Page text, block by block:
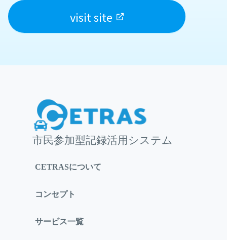
visit site
市民参加型記録活用システム
CETRASについて
コンセプト
サービス一覧